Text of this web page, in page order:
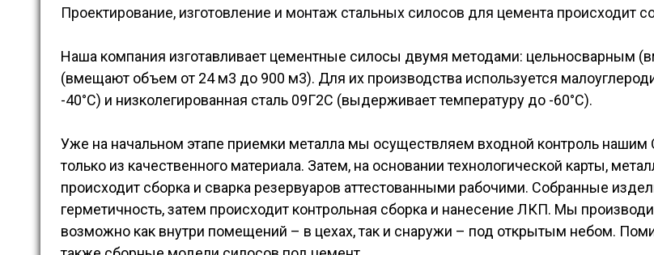
Проектирование, изготовление и монтаж стальных силосов для цемента происходит
Наша компания изготавливает цементные силосы двумя методами: цельносварным
(вмещают объем от 24 м3 до 900 м3). Для их производства используется
-40°С) и низколегированная сталь 09Г2С (выдерживает температуру до -60°С).
Уже на начальном этапе приемки металла мы осуществляем входной контроль нашим
только из качественного материала. Затем, на основании технологической карты,
происходит сборка и сварка резервуаров аттестованными рабочими. Собранные
герметичность, затем происходит контрольная сборка и нанесение ЛКП. Мы
возможно как внутри помещений – в цехах, так и снаружи – под открытым небом.